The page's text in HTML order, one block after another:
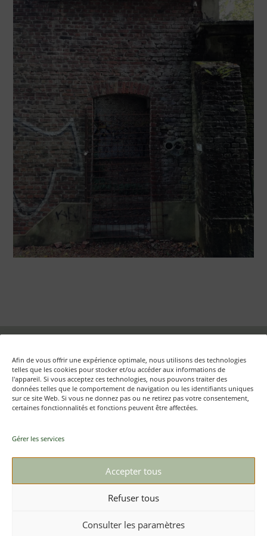
Afin de vous offrir une expérience optimale, nous utilisons des technologies
telles que les cookies pour stocker et/ou accéder aux informations de
l'appareil. Si vous acceptez ces technologies, nous pouvons traiter des
données telles que le comportement de navigation ou les identifiants uniques
sur ce site Web. Si vous ne donnez pas ou ne retirez pas votre consentement,
certaines fonctionnalités et fonctions peuvent être affectées.
Gérer les services
Accepter tous
Refuser tous
Consulter les paramètres
Rue aux Laines, 17 boîte 50 – B-1000 Bruxelles
Textes et photos : © Mémoire d’Auschwitz ASBL/ Daniel
+32 (0)2 512 79 98
Contact
Politique de cookies (UE)